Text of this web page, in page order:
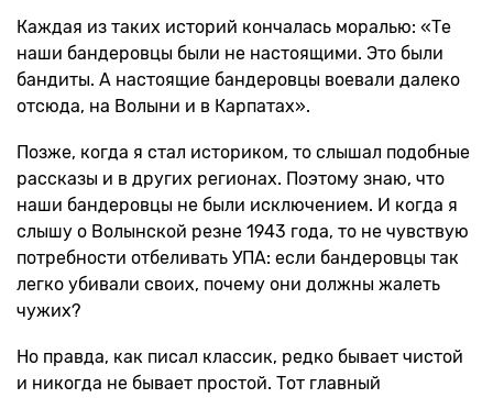
Каждая из таких историй кончалась моралью: «Те
наши бандеровцы были не настоящими. Это были
бандиты. А настоящие бандеровцы воевали далеко
отсюда, на Волыни и в Карпатах».
Позже, когда я стал историком, то слышал подобные
рассказы и в других регионах. Поэтому знаю, что
наши бандеровцы не были исключением. И когда я
слышу о Волынской резне 1943 года, то не чувствую
потребности отбеливать УПА: если бандеровцы так
легко убивали своих, почему они должны жалеть
чужих?
Но правда, как писал классик, редко бывает чистой
и никогда не бывает простой. Тот главный